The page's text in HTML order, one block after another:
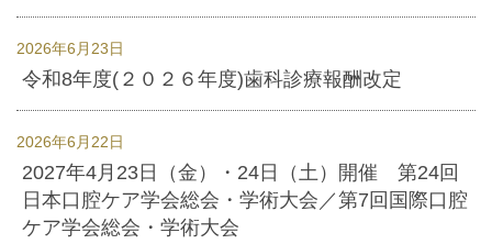
2026年6月23日
令和8年度(２０２６年度)歯科診療報酬改定
2026年6月22日
2027年4月23日（金）・24日（土）開催 第24回
日本口腔ケア学会総会・学術大会／第7回国際口腔
ケア学会総会・学術大会